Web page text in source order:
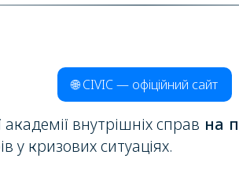
🌐 CIVIC — офіційний сайт
внутрішніх справ на
у кризових ситуаціях.